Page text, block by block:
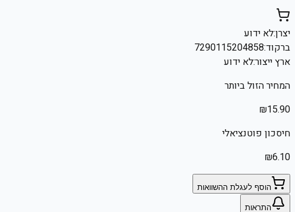
יצרן:לא ידוע
ברקוד:7290115204858
ארץ ייצור:לא ידוע
המחיר הזול ביותר
₪15.90
חיסכון פוטנציאלי
₪6.10
הוסף לעגלת ההשוואות
התראות